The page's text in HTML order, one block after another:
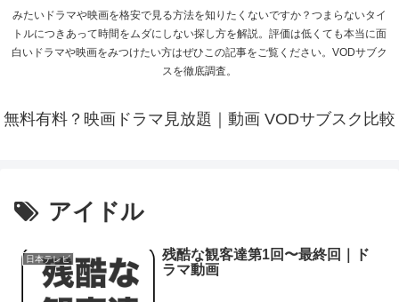
みたいドラマや映画を格安で見る方法を知りたくないですか？つまらないタイ
トルにつきあって時間をムダにしない探し方を解説。評価は低くても本当に面
白いドラマや映画をみつけたい方はぜひこの記事をご覧ください。VODサブク
スを徹底調査。
無料有料？映画ドラマ見放題｜動画 VODサブスク比較
アイドル
日本テレビ
残酷な観客達第1回〜最終回｜ド
ラマ動画